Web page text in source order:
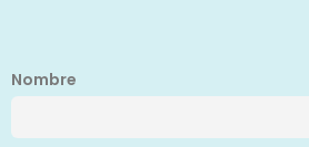
Nombre